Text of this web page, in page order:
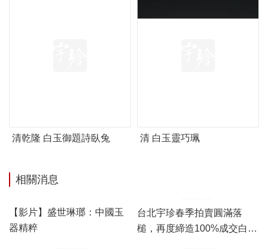
清乾隆 白玉御題詩臥兔 清 白玉靈巧珮
相關消息
台北宇珍春季拍賣圓滿落
槌，再度締造100%成交白手